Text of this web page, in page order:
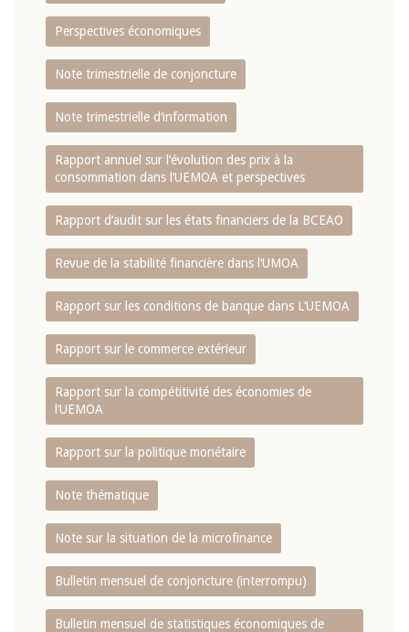
Perspectives économiques
Note trimestrielle de conjoncture
Note trimestrielle d‘information
Rapport annuel sur l‘évolution des prix à la
consommation dans l‘UEMOA et perspectives
Rapport d‘audit sur les états financiers de la BCEAO
Revue de la stabilité financière dans l‘UMOA
Rapport sur les conditions de banque dans L‘UEMOA
Rapport sur le commerce extérieur
Rapport sur la compétitivité des économies de
l‘UEMOA
Rapport sur la politique monétaire
Note thématique
Note sur la situation de la microfinance
Bulletin mensuel de conjoncture (interrompu)
Bulletin mensuel de statistiques économiques de